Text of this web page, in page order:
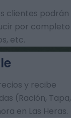
clientes podrán
por completo
etc.
y recibe
(Ración, Tapa,
en Las Heras.